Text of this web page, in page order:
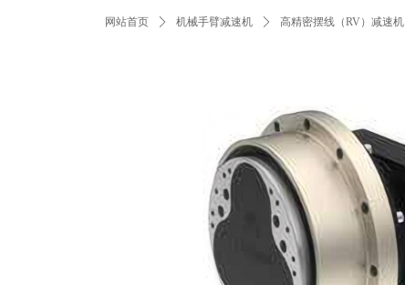
网站首页 ꄲ 机械手臂减速机 ꄲ 高精密摆线（RV）减速机